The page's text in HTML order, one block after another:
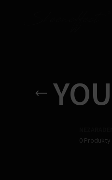
0 Produkty